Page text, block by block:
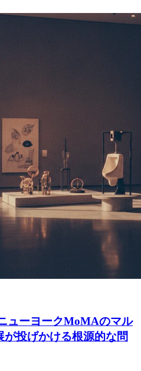
ューヨークMoMAのマル
投げかける根源的な問